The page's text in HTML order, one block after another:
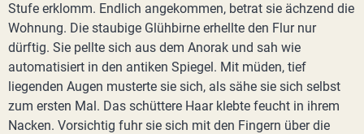
Stufe erklomm. Endlich angekommen, betrat sie ächzend die
Wohnung. Die staubige Glühbirne erhellte den Flur nur
dürftig. Sie pellte sich aus dem Anorak und sah wie
automatisiert in den antiken Spiegel. Mit müden, tief
liegenden Augen musterte sie sich, als sähe sie sich selbst
zum ersten Mal. Das schüttere Haar klebte feucht in ihrem
Nacken. Vorsichtig fuhr sie sich mit den Fingern über die